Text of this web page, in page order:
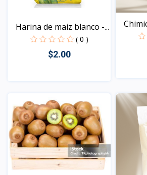
Harina de maiz blanco -...
( 0 )
$2.00